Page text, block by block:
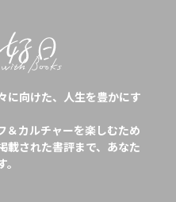
に向けた、人生を豊かにす
＆カルチャーを楽しむため
載された書評まで、あなた